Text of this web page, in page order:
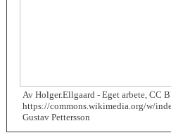
Av Holger.Ellgaard - Eget arbete, CC
https://commons.wikimedia.org/w/
Gustav Pettersson